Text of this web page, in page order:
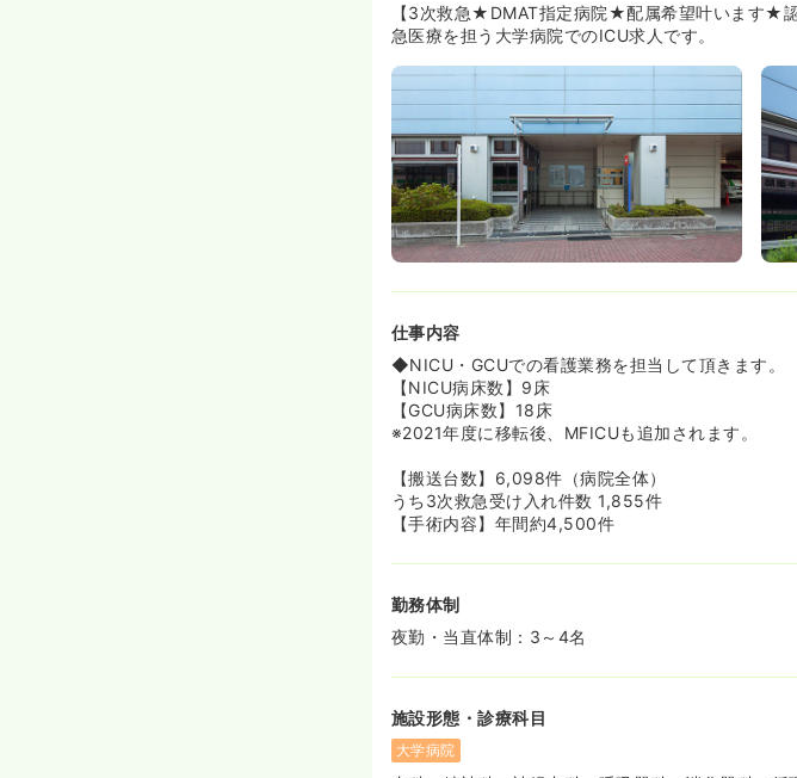
◆現在、専門看護師が1名(急性・重症患者看護)
性疼痛1名、感染管理2名、新生児集中ケア1名、
◆専門看護師や認定看護師資格を取得されたい
す♪
≪配属希望が叶います★≫
◆大学病院ではございますが、配属希望を最大限
ので、ご安心ください！
小児科やオペ室など、未経験でもチャレンジす
≪関連施設多数あり！≫
◆荒川区と聞くと都心へのアクセスを心配される
線、京浜東北線など主要の路線が通っている「
24分とアクセスが非常に良いです。
◆最寄駅の熊野前からも徒歩5分なので、駅チカで
【3次救急★DMAT指定病院★配属希望叶います★
急医療を担う大学病院でのICU求人です。
仕事内容
◆NICU・GCUでの看護業務を担当して頂きます。
【NICU病床数】9床
【GCU病床数】18床
※2021年度に移転後、MFICUも追加されます。
【搬送台数】6,098件（病院全体）
うち3次救急受け入れ件数 1,855件
【手術内容】年間約4,500件
勤務体制
夜勤・当直体制：3～4名
施設形態・診療科目
大学病院